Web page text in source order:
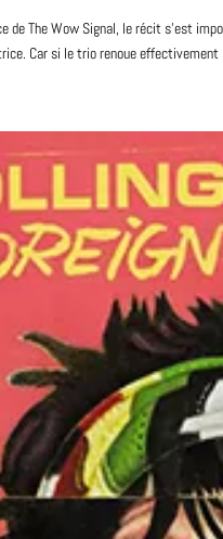
de The Wow Signal, le récit s’est
Car si le trio renoue effectivement